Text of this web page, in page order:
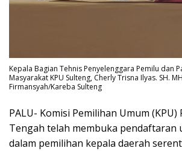
Kepala Bagian Tehnis Penyelenggara Pemilu dan
Masyarakat KPU Sulteng, Cherly Trisna Ilyas. SH.
Firmansyah/Kareba Sulteng
PALU- Komisi Pemilihan Umum (KPU)
Tengah telah membuka pendaftaran
dalam pemilihan kepala daerah